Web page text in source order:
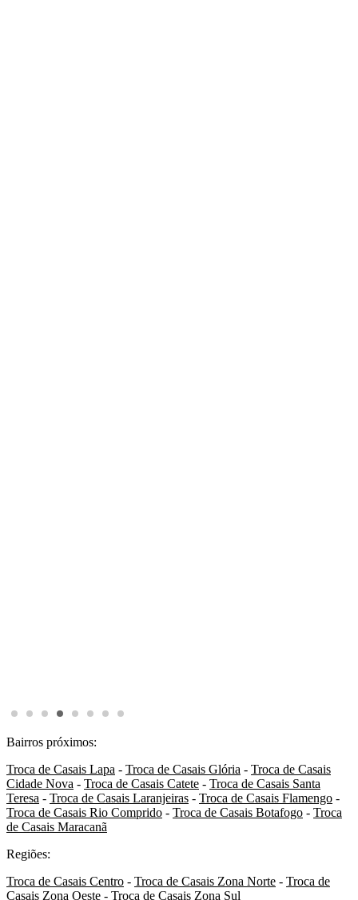
Bairros próximos:
Troca de Casais Lapa - Troca de Casais Glória - Troca de Casais
Cidade Nova - Troca de Casais Catete - Troca de Casais Santa
Teresa - Troca de Casais Laranjeiras - Troca de Casais Flamengo -
Troca de Casais Rio Comprido - Troca de Casais Botafogo - Troca
de Casais Maracanã
Regiões:
Troca de Casais Centro - Troca de Casais Zona Norte - Troca de
Casais Zona Oeste - Troca de Casais Zona Sul